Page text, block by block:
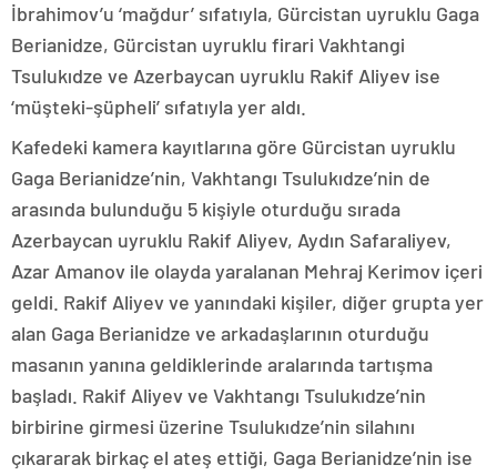
İbrahimov’u ‘mağdur’ sıfatıyla, Gürcistan uyruklu Gaga
Berianidze, Gürcistan uyruklu firari Vakhtangi
Tsulukıdze ve Azerbaycan uyruklu Rakif Aliyev ise
‘müşteki-şüpheli’ sıfatıyla yer aldı.
Kafedeki kamera kayıtlarına göre Gürcistan uyruklu
Gaga Berianidze’nin, Vakhtangı Tsulukıdze’nin de
arasında bulunduğu 5 kişiyle oturduğu sırada
Azerbaycan uyruklu Rakif Aliyev, Aydın Safaraliyev,
Azar Amanov ile olayda yaralanan Mehraj Kerimov içeri
geldi. Rakif Aliyev ve yanındaki kişiler, diğer grupta yer
alan Gaga Berianidze ve arkadaşlarının oturduğu
masanın yanına geldiklerinde aralarında tartışma
başladı. Rakif Aliyev ve Vakhtangı Tsulukıdze’nin
birbirine girmesi üzerine Tsulukıdze’nin silahını
çıkararak birkaç el ateş ettiği, Gaga Berianidze’nin ise